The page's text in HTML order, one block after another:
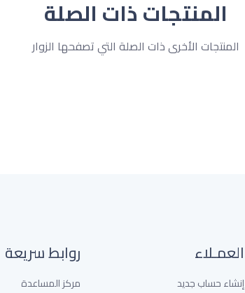
المنتجات ذات الصلة
المنتجات الأخرى ذات الصلة التي تصفحها الزوار
العمـلاء
إنشاء حساب جديد
روابط سريعة
مركز المساعدة